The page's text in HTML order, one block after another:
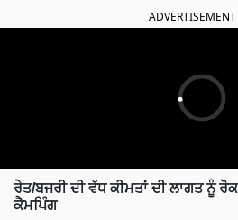
ADVERTISEMENT
ਰੇਤ/ਬਜਰੀ ਦੀ ਵੱਧ ਕੀਮਤਾਂ ਦੀ ਲਾਗਤ ਨੂੰ
ਕੈਮਪਿੰਗ